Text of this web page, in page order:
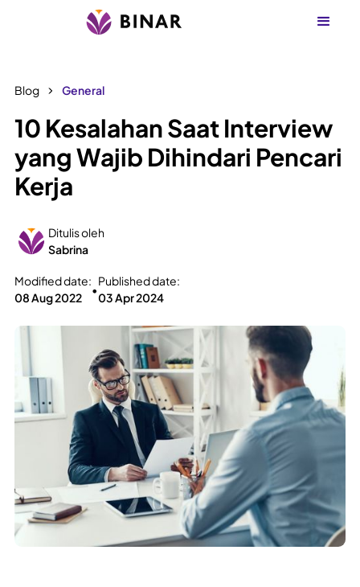
Blog General
10 Kesalahan Saat Interview
yang Wajib Dihindari Pencari
Kerja
Ditulis oleh
Sabrina
Modified date:
08 Aug 2022
•
Published date:
03 Apr 2024